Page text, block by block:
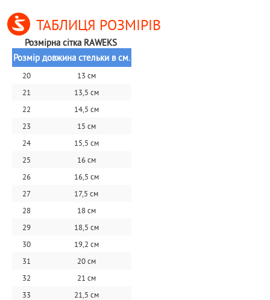
ТАБЛИЦЯ РОЗМІРІВ
Розмірна сітка RAWEKS
Розмір довжина стельки в см.
20
13 см
21
13,5 см
22
14,5 см
23
15 см
24
15,5 см
25
16 см
26
16,5 см
27
17,5 см
28
18 см
29
18,5 см
30
19,2 см
31
20 см
32
21 см
33
21,5 см